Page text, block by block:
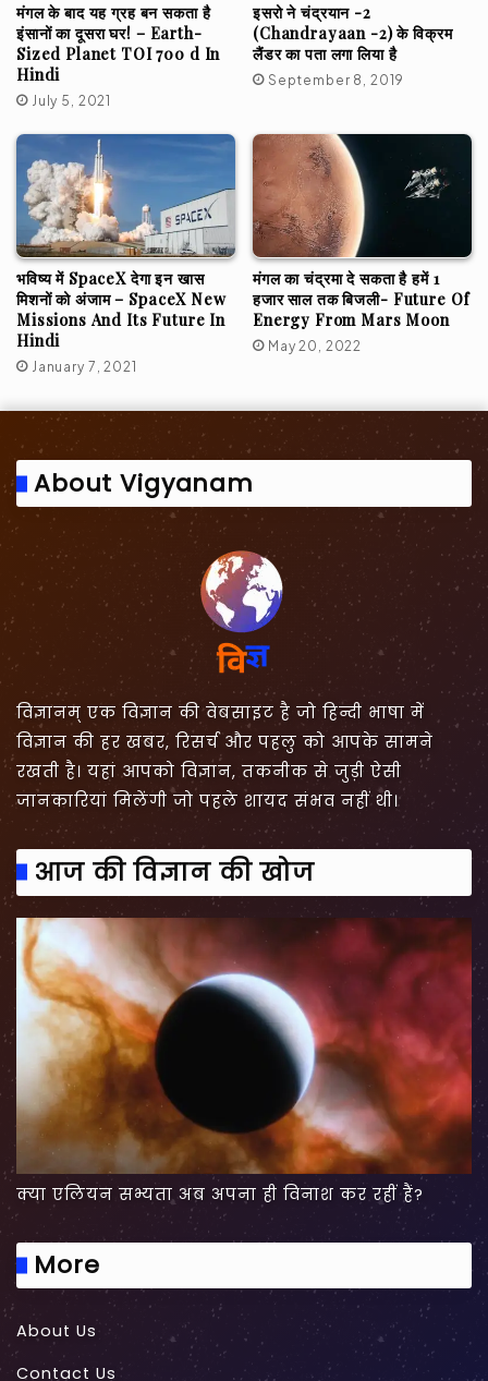
मंगल के बाद यह ग्रह बन सकता है
इंसानों का दूसरा घर! – Earth-
Sized Planet TOI 700 d In
Hindi
July 5, 2021
इसरो ने चंद्रयान -2
(Chandrayaan -2) के विक्रम
लैंडर का पता लगा लिया है
September 8, 2019
भविष्य में SpaceX देगा इन खास
मिशनों को अंजाम – SpaceX New
Missions And Its Future In
Hindi
January 7, 2021
मंगल का चंद्रमा दे सकता है हमें 1
हजार साल तक बिजली- Future Of
Energy From Mars Moon
May 20, 2022
About Vigyanam
विज्ञानम् एक विज्ञान की वेबसाइट है जो हिन्दी भाषा में
विज्ञान की हर खबर, रिसर्च और पहलु को आपके सामने
रखती है। यहां आपको विज्ञान, तकनीक से जुड़ी ऐसी
जानकारियां मिलेंगी जो पहले शायद संभव नहीं थी।
आज की विज्ञान की खोज
क्या एलियन सभ्यता अब अपना ही विनाश कर रहीं हैं?
More
About Us
Contact Us